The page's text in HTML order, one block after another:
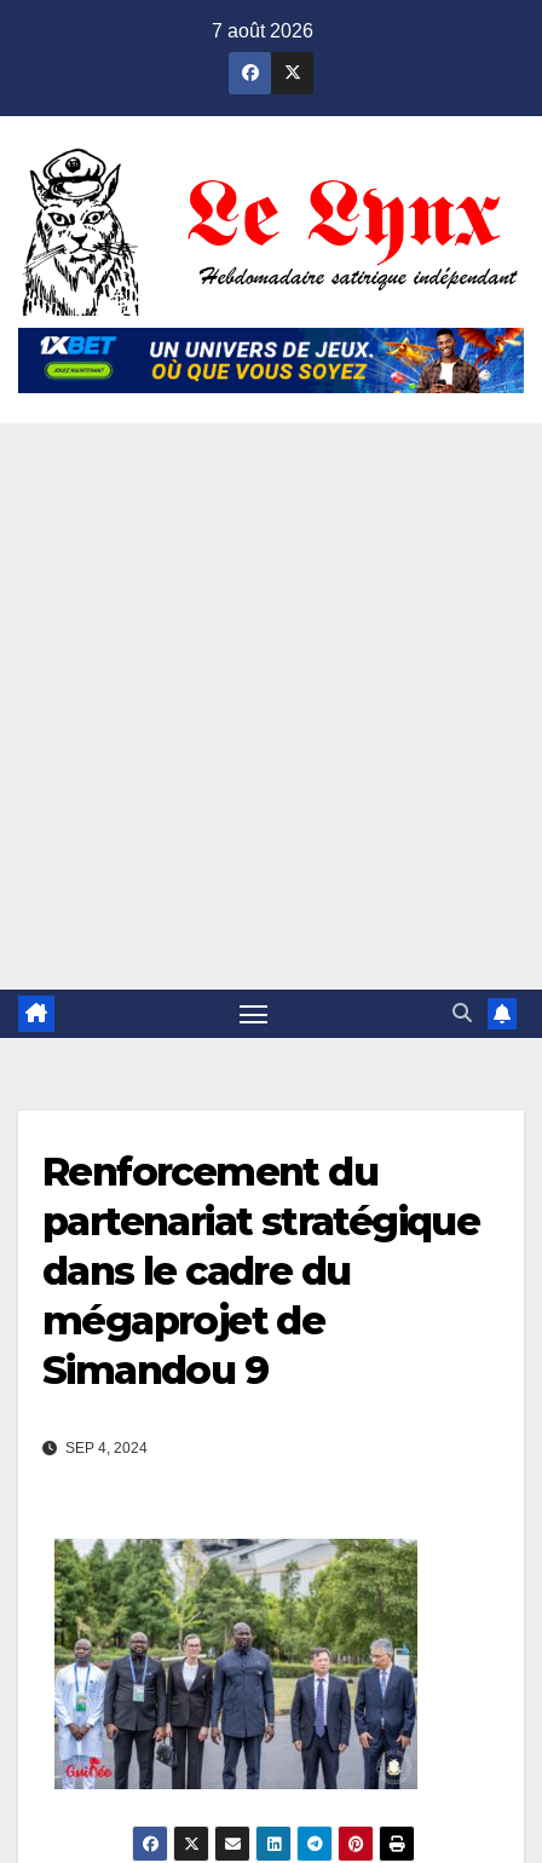
7 août 2026
Renforcement du
partenariat stratégique
dans le cadre du
mégaprojet de
Simandou 9
SEP 4, 2024